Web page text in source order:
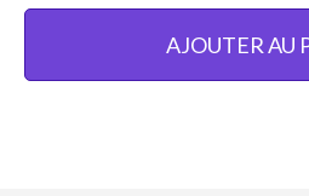
AJOUTER AU